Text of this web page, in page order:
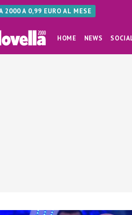
2000 A 0,99 EURO AL MESE
HOME NEWS